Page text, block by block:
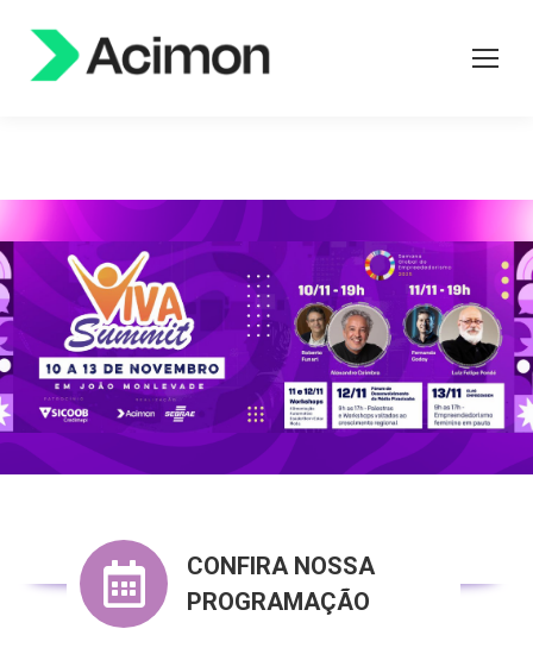
CONFIRA NOSSA
PROGRAMAÇÃO